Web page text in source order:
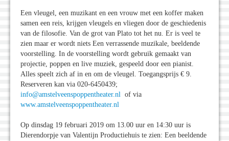
Een vleugel, een muzikant en een vrouw met een koffer maken
samen een reis, krijgen vleugels en vliegen door de geschiedenis
van de filosofie. Van de grot van Plato tot het nu. Er is veel te
zien maar er wordt niets Een verrassende muzikale, beeldende
voorstelling. In de voorstelling wordt gebruik gemaakt van
projectie, poppen en live muziek, gespeeld door een pianist.
Alles speelt zich af in en om de vleugel. Toegangsprijs € 9.
Reserveren kan via 020-6450439;
info@amstelveenspoppentheater.nl of via
www.amstelveenspoppentheater.nl
Op dinsdag 19 februari 2019 om 13.00 uur en 14:30 uur is
Dierendorpje van Valentijn Productiehuis te zien: Een beeldende